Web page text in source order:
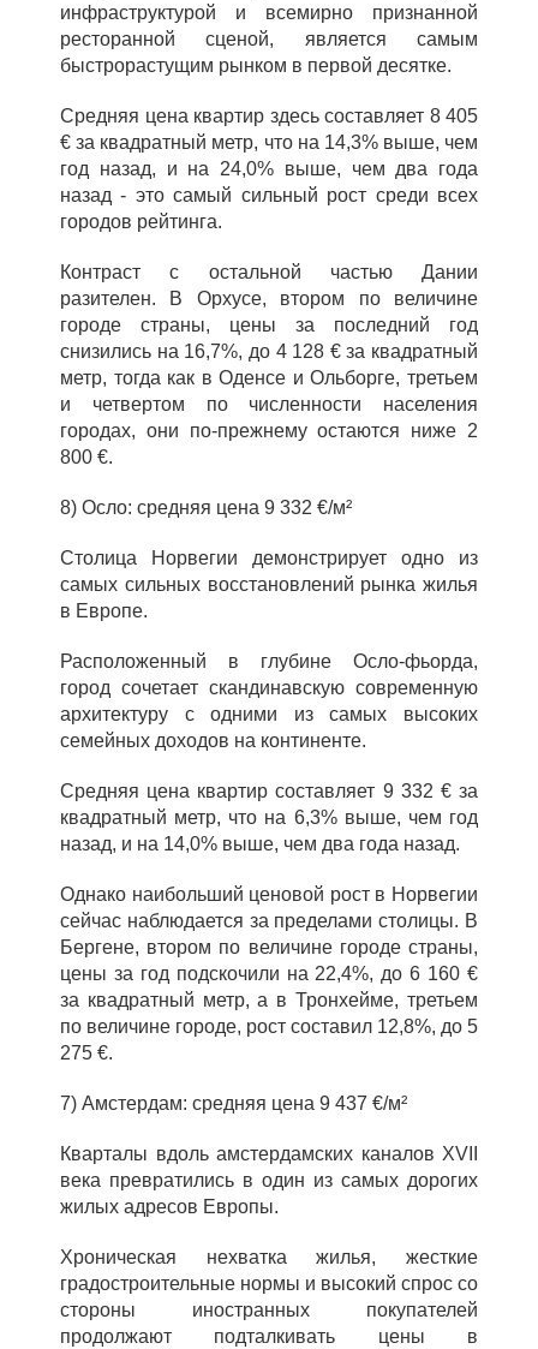
инфраструктурой и всемирно признанной
ресторанной сценой, является самым
быстрорастущим рынком в первой десятке.
Средняя цена квартир здесь составляет 8 405
€ за квадратный метр, что на 14,3% выше, чем
год назад, и на 24,0% выше, чем два года
назад - это самый сильный рост среди всех
городов рейтинга.
Контраст с остальной частью Дании
разителен. В Орхусе, втором по величине
городе страны, цены за последний год
снизились на 16,7%, до 4 128 € за квадратный
метр, тогда как в Оденсе и Ольборге, третьем
и четвертом по численности населения
городах, они по‑прежнему остаются ниже 2
800 €.
8) Осло: средняя цена 9 332 €/м²
Столица Норвегии демонстрирует одно из
самых сильных восстановлений рынка жилья
в Европе.
Расположенный в глубине Осло-фьорда,
город сочетает скандинавскую современную
архитектуру с одними из самых высоких
семейных доходов на континенте.
Средняя цена квартир составляет 9 332 € за
квадратный метр, что на 6,3% выше, чем год
назад, и на 14,0% выше, чем два года назад.
Однако наибольший ценовой рост в Норвегии
сейчас наблюдается за пределами столицы. В
Бергене, втором по величине городе страны,
цены за год подскочили на 22,4%, до 6 160 €
за квадратный метр, а в Тронхейме, третьем
по величине городе, рост составил 12,8%, до 5
275 €.
7) Амстердам: средняя цена 9 437 €/м²
Кварталы вдоль амстердамских каналов XVII
века превратились в один из самых дорогих
жилых адресов Европы.
Хроническая нехватка жилья, жесткие
градостроительные нормы и высокий спрос со
стороны иностранных покупателей
продолжают подталкивать цены в